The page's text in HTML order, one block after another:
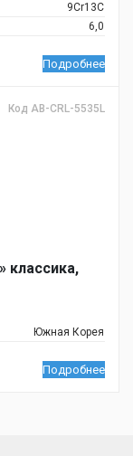
9Cr13C
6,0
Подробнее
Код AB-CRL-5535L
классика,
Южная Корея
Подробнее